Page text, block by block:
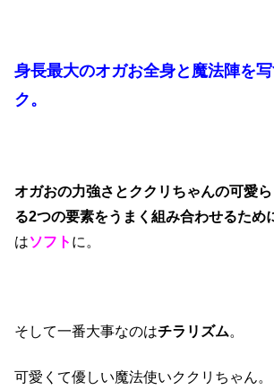
身長最大のオガお全身と魔法陣を
ク。
オガおの力強さとククリちゃんの可愛
る2つの要素をうまく組み合わせるため
はソフト に。
そして一番大事なのはチラリズム。
可愛くて優しい魔法使いククリちゃん。